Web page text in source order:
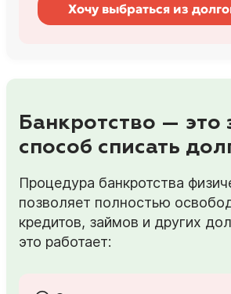
Хочу выбраться из
Банкротство — это
способ списать
Процедура банкротства
позволяет полностью
кредитов, займов и других
это работает: